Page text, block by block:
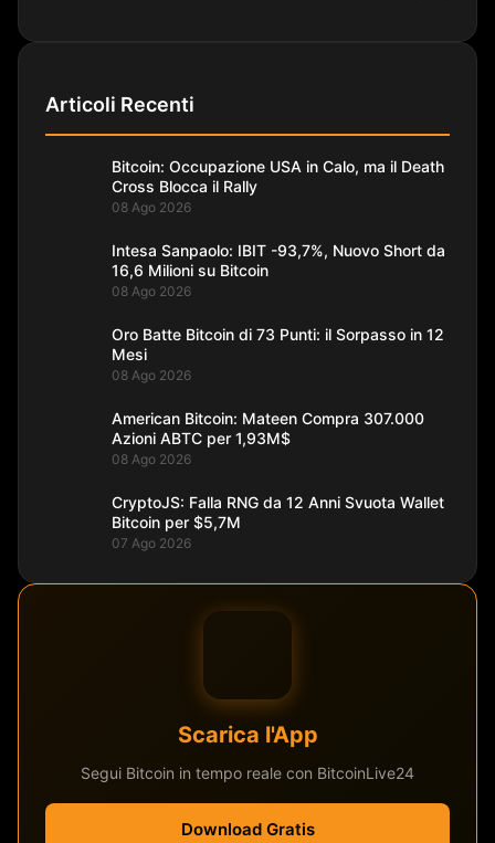
Articoli Recenti
Bitcoin: Occupazione USA in Calo, ma il Death
Cross Blocca il Rally
08 Ago 2026
Intesa Sanpaolo: IBIT -93,7%, Nuovo Short da
16,6 Milioni su Bitcoin
08 Ago 2026
Oro Batte Bitcoin di 73 Punti: il Sorpasso in 12
Mesi
08 Ago 2026
American Bitcoin: Mateen Compra 307.000
Azioni ABTC per 1,93M$
08 Ago 2026
CryptoJS: Falla RNG da 12 Anni Svuota Wallet
Bitcoin per $5,7M
07 Ago 2026
Scarica l'App
Segui Bitcoin in tempo reale con BitcoinLive24
Download Gratis